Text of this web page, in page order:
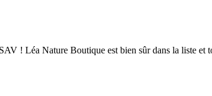
! Léa Nature Boutique est bien sûr dans la liste et